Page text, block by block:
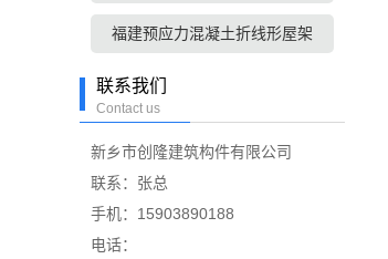
福建预应力混凝土折线形屋架
联系我们
Contact us
新乡市创隆建筑构件有限公司
联系：张总
手机：15903890188
电话：